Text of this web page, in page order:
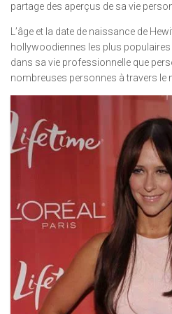
partage des aperçus de sa vie
L’âge et la date de naissance de
hollywoodiennes les plus
dans sa vie professionnelle que
nombreuses personnes à travers le